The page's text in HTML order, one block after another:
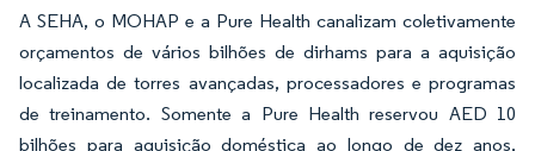
A SEHA, o MOHAP e a Pure Health canalizam coletivamente
orçamentos de vários bilhões de dirhams para a aquisição
localizada de torres avançadas, processadores e programas
de treinamento. Somente a Pure Health reservou AED 10
bilhões para aquisição doméstica ao longo de dez anos,